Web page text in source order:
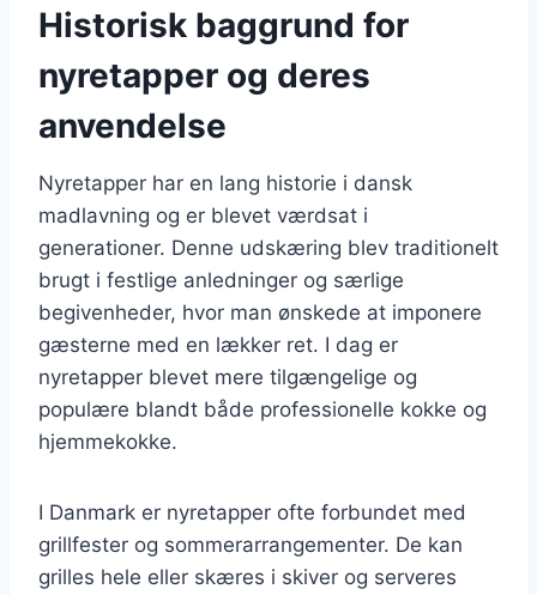
Historisk baggrund for
nyretapper og deres
anvendelse
Nyretapper har en lang historie i dansk
madlavning og er blevet værdsat i
generationer. Denne udskæring blev traditionelt
brugt i festlige anledninger og særlige
begivenheder, hvor man ønskede at imponere
gæsterne med en lækker ret. I dag er
nyretapper blevet mere tilgængelige og
populære blandt både professionelle kokke og
hjemmekokke.
I Danmark er nyretapper ofte forbundet med
grillfester og sommerarrangementer. De kan
grilles hele eller skæres i skiver og serveres